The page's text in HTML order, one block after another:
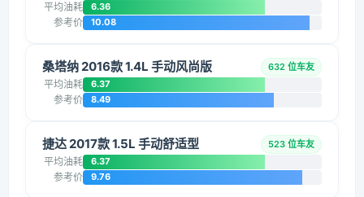
平均油耗 6.36
参考价 10.08
桑塔纳 2016款 1.4L 手动风尚版 632 位车友
平均油耗 6.37
参考价 8.49
捷达 2017款 1.5L 手动舒适型 523 位车友
平均油耗 6.37
参考价 9.76